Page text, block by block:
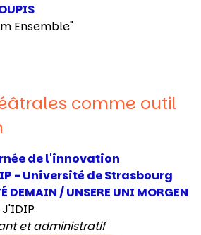
Ensemble"
comme outil
de l'innovation
- Université de Strasbourg
DEMAIN / UNSERE UNI MORGEN
et administratif